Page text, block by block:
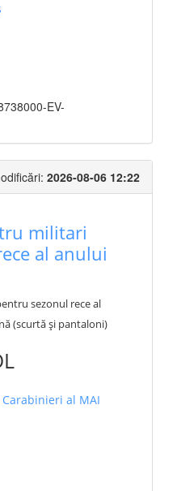
EV-
2026-08-06 12:22
militari
al anului
sezonul rece al
(scurtă și pantaloni)
al MAI